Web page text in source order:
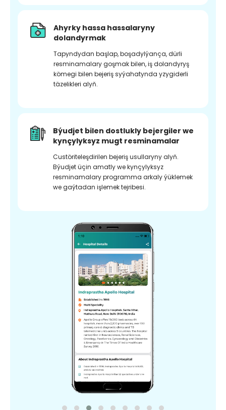
Ahyrky hassa hassalaryny
dolandyrmak
Tapyndydan başlap, boşadylýança, dürli
resminamalary goşmak bilen, iş dolandyryş
kömegi bilen bejeriş syýahatynda yzygiderli
täzelikleri alyň.
Býudjet bilen dostlukly bejergiler we
kynçylyksyz mugt resminamalar
Custöriteleşdirilen bejeriş usullaryny alyň.
Býudjet üçin amatly we kynçylyksyz
resminamalary programma arkaly ýüklemek
we gaýtadan işlemek tejribesi.